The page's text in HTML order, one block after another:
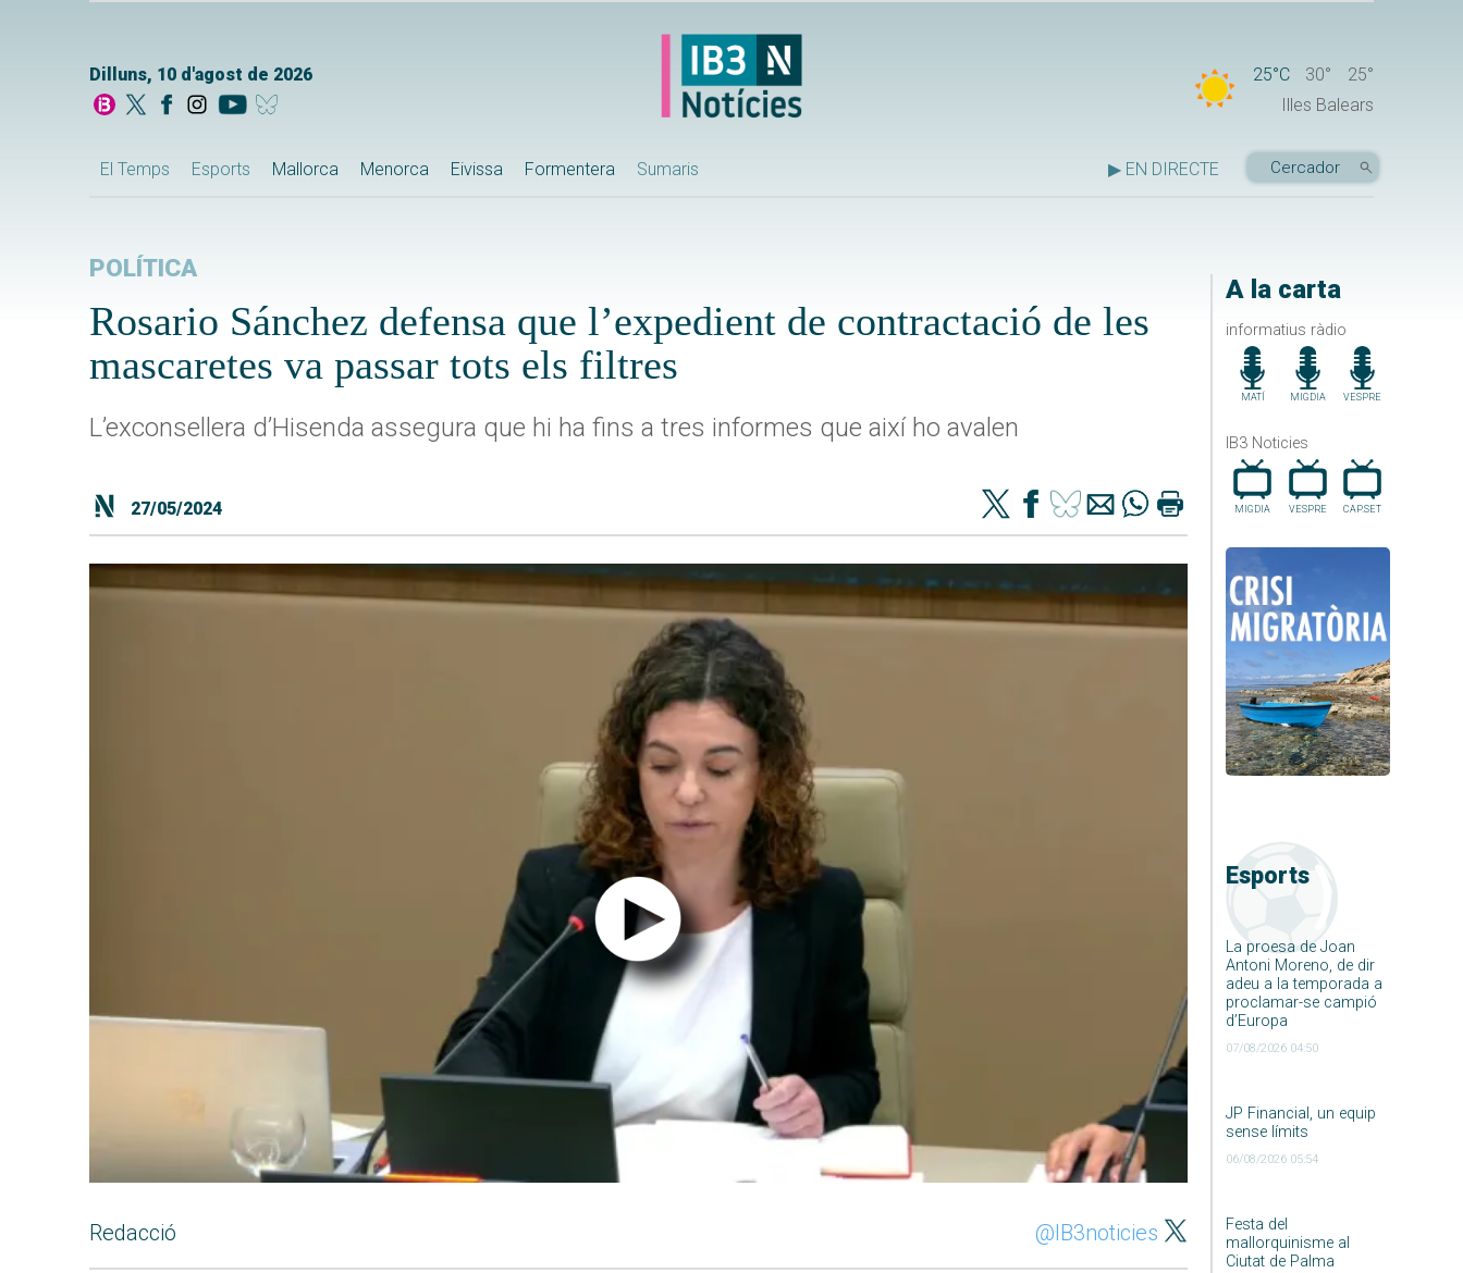
Dilluns, 10 d'agost de 2026 25°C 30°
25°
Illes Balears
El Temps Esports Mallorca Menorca Eivissa Formentera Sumaris ▶ EN DIRECTE
A la carta
informatius ràdio
MATÍ MIGDIA VESPRE
IB3 Noticies
MIGDIA VESPRE CAP.SET
Esports
La proesa de Joan
Antoni Moreno, de dir
adeu a la temporada a
proclamar-se campió
d’Europa
07/08/2026 04:50
JP Financial, un equip
sense límits
06/08/2026 05:54
Festa del
mallorquinisme al
Ciutat de Palma
POLÍTICA
Rosario Sánchez defensa que l’expedient de contractació de les
mascaretes va passar tots els filtres
L’exconsellera d’Hisenda assegura que hi ha fins a tres informes que així ho avalen
27/05/2024
Redacció @IB3noticies